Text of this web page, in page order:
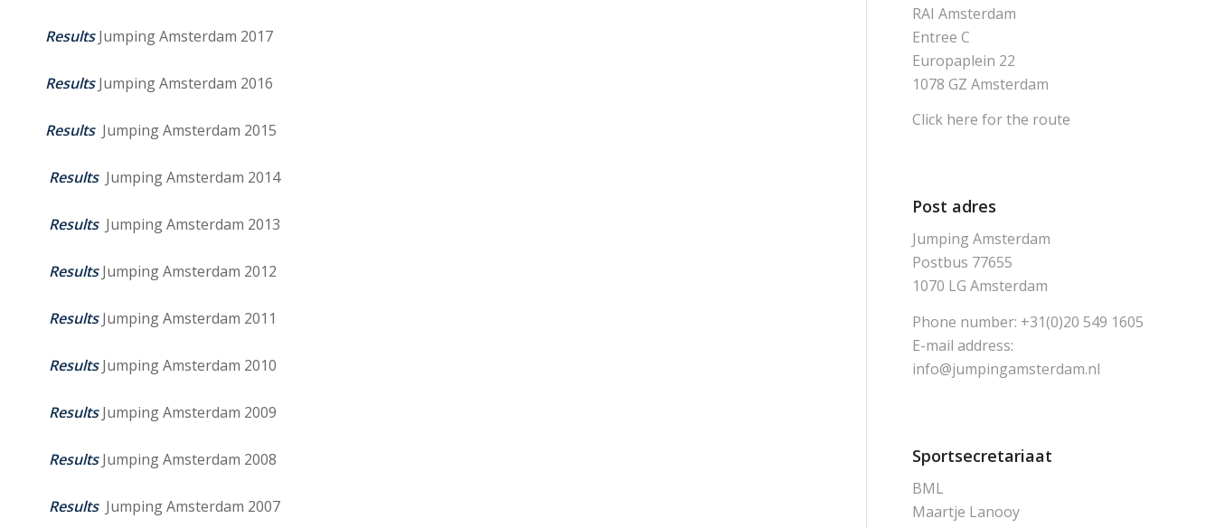
ResultsJumping Amsterdam 2017
ResultsJumping Amsterdam 2016
Results Jumping Amsterdam 2015
ResultsJumping Amsterdam 2014
ResultsJumping Amsterdam 2013
ResultsJumping Amsterdam 2012
ResultsJumping Amsterdam 2011
Results Jumping Amsterdam 2010
ResultsJumping Amsterdam 2009
ResultsJumping Amsterdam 2008
ResultsJumping Amsterdam 2007
RAI Amsterdam
Entree C
Europaplein 22
1078 GZ Amsterdam
Click here for the route
Post adres
Jumping Amsterdam
Postbus 77655
1070 LG Amsterdam
Phone number: +31(0)20 549 1605
E-mail address:
info@jumpingamsterdam.nl
Sportsecretariaat
BML
Maartje Lanooy